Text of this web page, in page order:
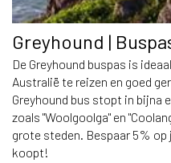
Greyhound |
De Greyhound buspas is
Australië te reizen en goed
Greyhound bus stopt in bijna
zoals "Woolgoolga" en
grote steden. Bespaar 5%
koopt!